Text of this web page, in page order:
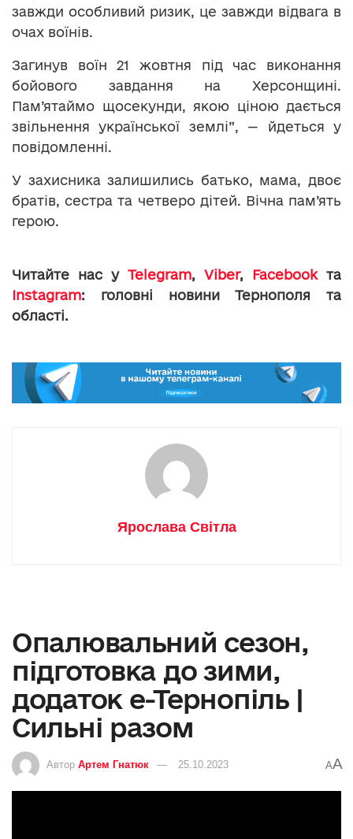
завжди особливий ризик, це завжди відвага в
очах воїнів.
Загинув воїн 21 жовтня під час виконання
бойового завдання на Херсонщині.
Пам’ятаймо щосекунди, якою ціною дається
звільнення української землі”, — йдеться у
повідомленні.
У захисника залишились батько, мама, двоє
братів, сестра та четверо дітей. Вічна пам’ять
герою.
Читайте нас у Telegram, Viber, Facebookта
Instagram: головні новини Тернополя та
області.
Ярослава Світла
Опалювальний сезон,
підготовка до зими,
додаток е-Тернопіль |
Сильні разом
Автор Артем Гнатюк 25.10.2023 AA